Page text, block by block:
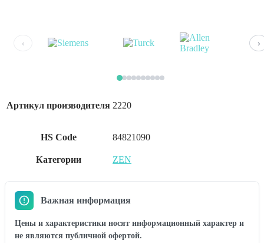
‹ ›
Артикул производителя 2220
HS Code 84821090
Категории ZEN
Важная информация
Цены и характеристики носят информационный характер и
не являются публичной офертой.